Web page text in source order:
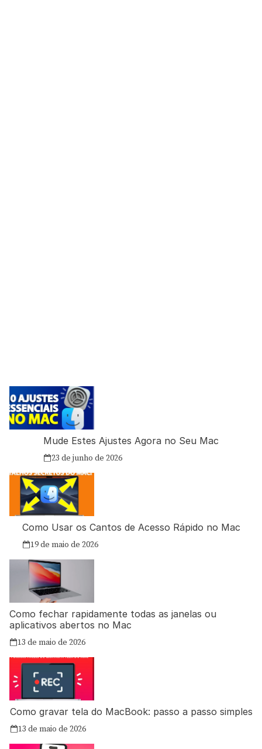
Mude Estes Ajustes Agora no Seu Mac
23 de junho de 2026
Como Usar os Cantos de Acesso Rápido no Mac
19 de maio de 2026
Como fechar rapidamente todas as janelas ou
aplicativos abertos no Mac
13 de maio de 2026
Como gravar tela do MacBook: passo a passo simples
13 de maio de 2026